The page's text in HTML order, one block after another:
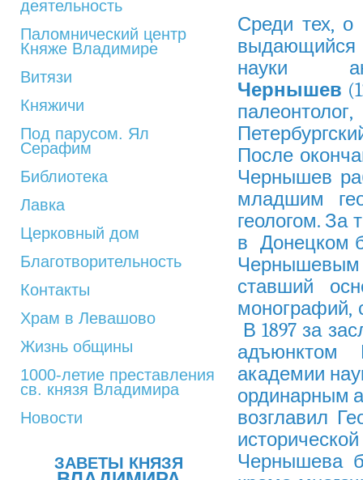
деятельность
Паломнический центр
Княже Владимире
Витязи
Княжичи
Под парусом. Ял
Серафим
Библиотека
Лавка
Церковный дом
Благотворительность
Контакты
Храм в Левашово
Жизнь общины
1000-летие преставления
св. князя Владимира
Новости
ЗАВЕТЫ КНЯЗЯ
Среди тех,
выдающийся
науки
Чернышев
После
Чернышев
младшим
геологом. За
в Донецком
ставший
монографий,
В 1897 за
адъюнктом
академии
ординарным
возглавил
Чернышева